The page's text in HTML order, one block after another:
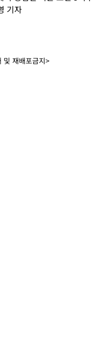
기자
및 재배포금지>